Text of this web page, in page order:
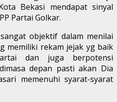
Bekasi mendapat sinyal
Partai Golkar.
objektif dalam menilai
memiliki rekam jejak yg baik
dan juga berpotensi
depan pasti akan Dia
memenuhi syarat-syarat